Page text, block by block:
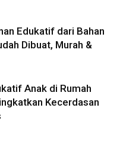
Edukatif dari Bahan
Dibuat, Murah &
Anak di Rumah
Kecerdasan